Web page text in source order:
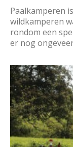
Paalkamperen
wildkamperen
rondom een
er nog